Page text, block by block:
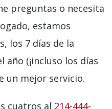
preguntas o necesita
estamos
los 7 días de la
año (¡incluso los días
un mejor servicio.
cuatros al 214-444-